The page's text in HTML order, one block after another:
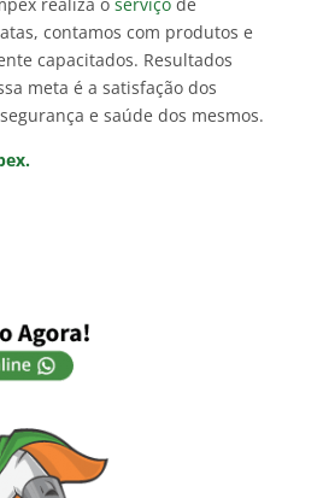
realiza o serviçode
contamos com produtos e
capacitados. Resultados
meta é a satisfação dos
e saúde dos mesmos.